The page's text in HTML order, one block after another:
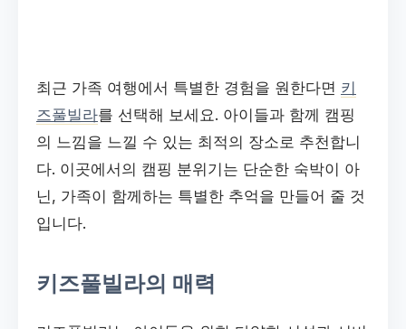
최근 가족 여행에서 특별한 경험을 원한다면 키
즈풀빌라를 선택해 보세요. 아이들과 함께 캠핑
의 느낌을 느낄 수 있는 최적의 장소로 추천합니
다. 이곳에서의 캠핑 분위기는 단순한 숙박이 아
닌, 가족이 함께하는 특별한 추억을 만들어 줄 것
입니다.
키즈풀빌라의 매력